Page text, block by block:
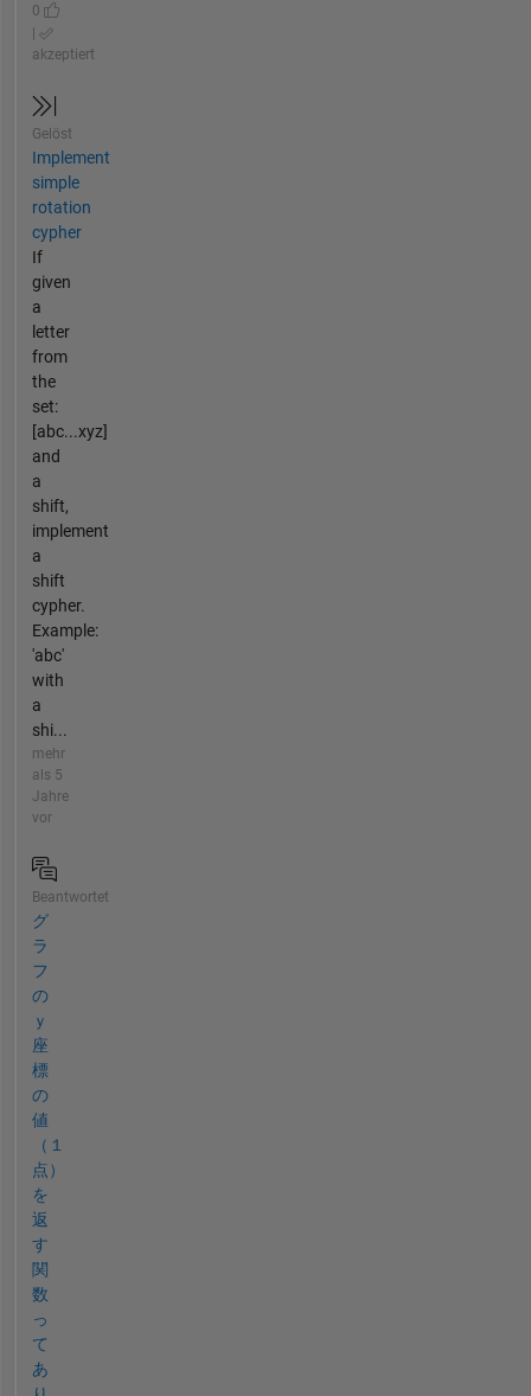
0
|
akzeptiert
Gelöst
Implement
simple
rotation
cypher
If
given
a
letter
from
the
set:
[abc...xyz]
and
a
shift,
implement
a
shift
cypher.
Example:
'abc'
with
a
shi...
mehr
als 5
Jahre
vor
Beantwortet
グ
ラ
フ
の
ｙ
座
標
の
値
（１
点）
を
返
す
関
数
っ
て
あ